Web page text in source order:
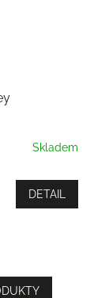
Skladem
DETAIL